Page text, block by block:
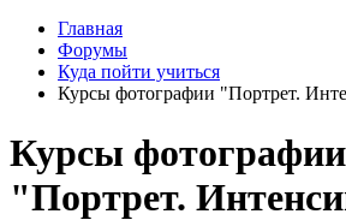
Главная
Форумы
Куда пойти учиться
Курсы фотографии "Портрет.
Курсы фотографии
"Портрет.